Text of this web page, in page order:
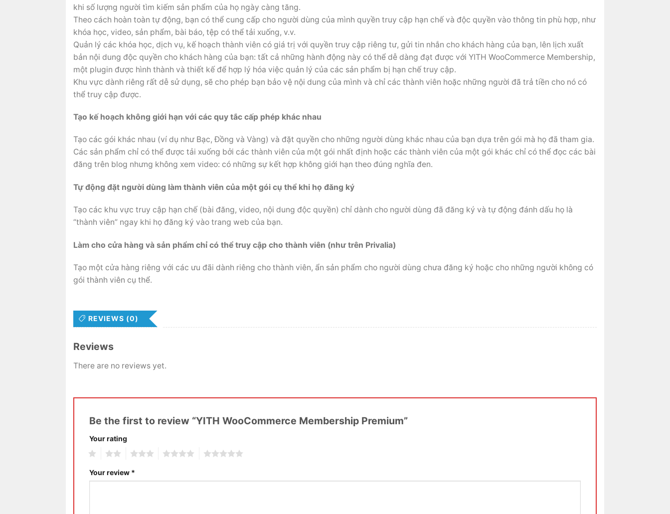
khi số lượng người tìm kiếm sản phẩm của họ ngày càng tăng.
Theo cách hoàn toàn tự động, bạn có thể cung cấp cho người dùng của mình quyền truy cập hạn chế và độc quyền vào thông tin phù hợp, như
khóa học, video, sản phẩm, bài báo, tệp có thể tải xuống, v.v.
Quản lý các khóa học, dịch vụ, kế hoạch thành viên có giá trị với quyền truy cập riêng tư, gửi tin nhắn cho khách hàng của bạn, lên lịch xuất
bản nội dung độc quyền cho khách hàng của bạn: tất cả những hành động này có thể dễ dàng đạt được với YITH WooCommerce Membership,
một plugin được hình thành và thiết kế để hợp lý hóa việc quản lý của các sản phẩm bị hạn chế truy cập.
Khu vực dành riêng rất dễ sử dụng, sẽ cho phép bạn bảo vệ nội dung của mình và chỉ các thành viên hoặc những người đã trả tiền cho nó có
thể truy cập được.
Tạo kế hoạch không giới hạn với các quy tắc cấp phép khác nhau
Tạo các gói khác nhau (ví dụ như Bạc, Đồng và Vàng) và đặt quyền cho những người dùng khác nhau của bạn dựa trên gói mà họ đã tham gia.
Các sản phẩm chỉ có thể được tải xuống bởi các thành viên của một gói nhất định hoặc các thành viên của một gói khác chỉ có thể đọc các bài
đăng trên blog nhưng không xem video: có những sự kết hợp không giới hạn theo đúng nghĩa đen.
Tự động đặt người dùng làm thành viên của một gói cụ thể khi họ đăng ký
Tạo các khu vực truy cập hạn chế (bài đăng, video, nội dung độc quyền) chỉ dành cho người dùng đã đăng ký và tự động đánh dấu họ là
“thành viên” ngay khi họ đăng ký vào trang web của bạn.
Làm cho cửa hàng và sản phẩm chỉ có thể truy cập cho thành viên (như trên Privalia)
Tạo một cửa hàng riêng với các ưu đãi dành riêng cho thành viên, ẩn sản phẩm cho người dùng chưa đăng ký hoặc cho những người không có
gói thành viên cụ thể.
REVIEWS (0)
Reviews
There are no reviews yet.
Be the first to review “YITH WooCommerce Membership Premium”
Your rating
Your review *